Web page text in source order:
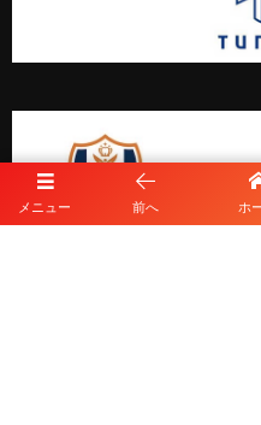
メニュー 前へ ホ